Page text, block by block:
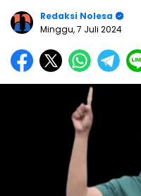
Redaksi Nolesa
Minggu, 7 Juli 2024